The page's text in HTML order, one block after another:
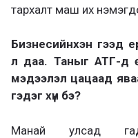
тархалт маш их
Бизнесийнхэн гээд
л даа. Таныг АТГ-д
мэдээлэл цацаад
гэдэг хүн бэ?
Манай улсад